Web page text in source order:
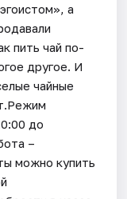
а
пить чай по-
другое. И
чайные
до
–
можно купить